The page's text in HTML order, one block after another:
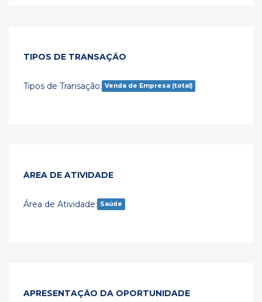
TIPOS DE TRANSAÇÃO
Tipos de Transação: Venda de Empresa (total)
ÁREA DE ATIVIDADE
Área de Atividade: Saúde
APRESENTAÇÃO DA OPORTUNIDADE